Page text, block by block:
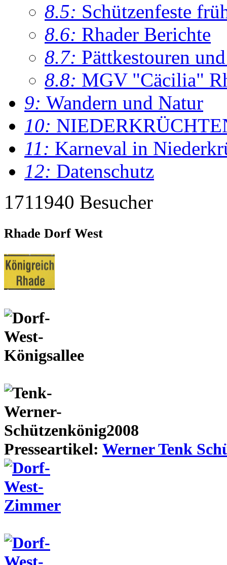
8.5: Schützenfeste
8.6: Rhader Berichte
8.7: Pättkestouren
8.8: MGV "Cäcilia"
9: Wandern und Natur
10:
11: Karneval in
12: Datenschutz
1711940 Besucher
Rhade Dorf West
Presseartikel: Werner Tenk